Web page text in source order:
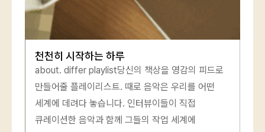
천천히 시작하는 하루
about. differ playlist당신의 책상을 영감의 피드로
만들어줄 플레이리스트. 때로 음악은 우리를 어떤
세계에 데려다 놓습니다. 인터뷰이들이 직접
큐레이션한 음악과 함께 그들의 작업 세계에